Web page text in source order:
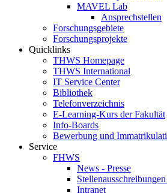
MAVEL Lab
Ansprechstellen
Forschungsgebiete
Forschungsprojekte
Quicklinks
THWS Homepage
THWS International
IT Service Center
Bibliothek
Telefonverzeichnis
E-Learning-Kurs der Fakultät
Info-Boards
Bewerbung und
Service
FHWS
News - Presse
Intranet